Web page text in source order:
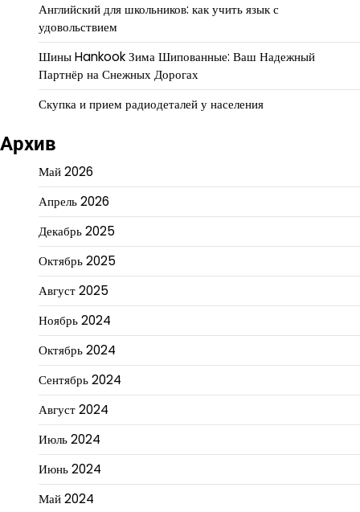
Английский для школьников: как учить язык с
удовольствием
Шины Hankook Зима Шипованные: Ваш Надежный
Партнёр на Снежных Дорогах
Скупка и прием радиодеталей у населения
Архив
Май 2026
Апрель 2026
Декабрь 2025
Октябрь 2025
Август 2025
Ноябрь 2024
Октябрь 2024
Сентябрь 2024
Август 2024
Июль 2024
Июнь 2024
Май 2024